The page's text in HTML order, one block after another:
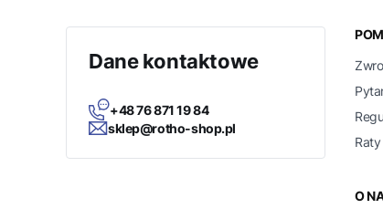
Dane kontaktowe
+48 76 871 19 84
sklep@rotho-shop.pl
Raty
O